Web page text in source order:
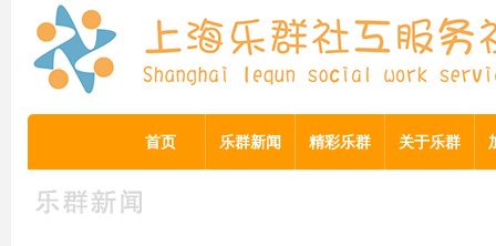
首页 乐群新闻 精彩乐群 关于乐群